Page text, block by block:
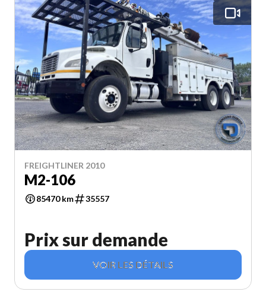
FREIGHTLINER 2010
M2-106
85470 km 35557
Prix sur demande
VOIR LES DÉTAILS